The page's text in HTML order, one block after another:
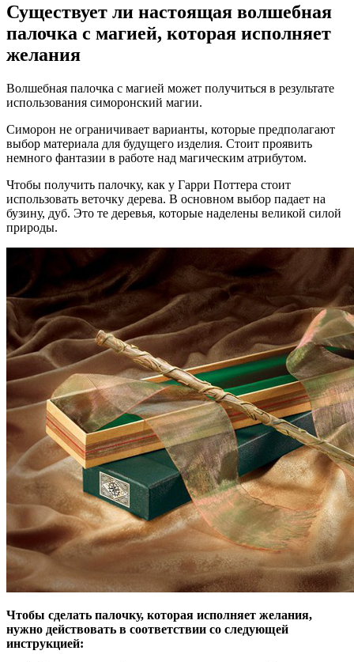
Существует ли настоящая волшебная
палочка с магией, которая исполняет
желания
Волшебная палочка с магией может получиться в результате
использования симоронский магии.
Симорон не ограничивает варианты, которые предполагают
выбор материала для будущего изделия. Стоит проявить
немного фантазии в работе над магическим атрибутом.
Чтобы получить палочку, как у Гарри Поттера стоит
использовать веточку дерева. В основном выбор падает на
бузину, дуб. Это те деревья, которые наделены великой силой
природы.
Чтобы сделать палочку, которая исполняет желания,
нужно действовать в соответствии со следующей
инструкцией: